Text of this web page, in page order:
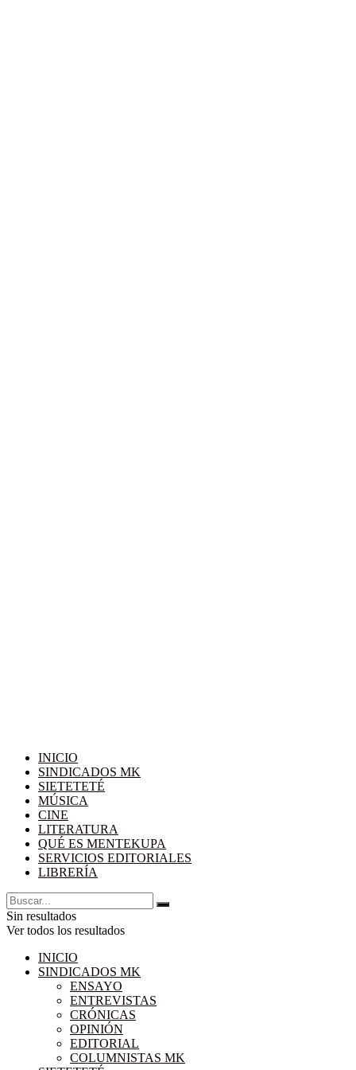
INICIO
SINDICADOS MK
SIETETETÉ
MÚSICA
CINE
LITERATURA
QUÉ ES MENTEKUPA
SERVICIOS EDITORIALES
LIBRERÍA
Sin resultados
Ver todos los resultados
INICIO
SINDICADOS MK
ENSAYO
ENTREVISTAS
CRÓNICAS
OPINIÓN
EDITORIAL
COLUMNISTAS MK